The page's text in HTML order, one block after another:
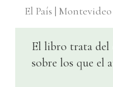
El País |
El libro trata del
sobre los que el